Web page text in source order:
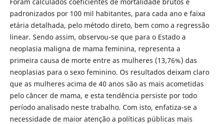
padronizados por 100 mil habitantes, para cada ano e faixa
etária detalhada, pelo método direto, bem como a regressão
linear. Sendo assim, observou-se que para o Estado a
neoplasia maligna de mama feminina, representa a
primeira causa de morte entre as mulheres (13,76%) das
neoplasias para o sexo feminino. Os resultados deixam claro
que as mulheres acima de 40 anos são as mais acometidas
pelo câncer de mama, e esta tendência persiste por todo
período analisado neste trabalho. Com isto, enfatiza-se a
necessidade de maior atenção a políticas públicas mais